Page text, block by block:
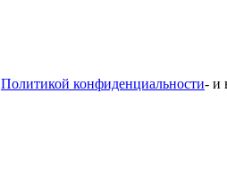
Политикой конфиденциальности- и